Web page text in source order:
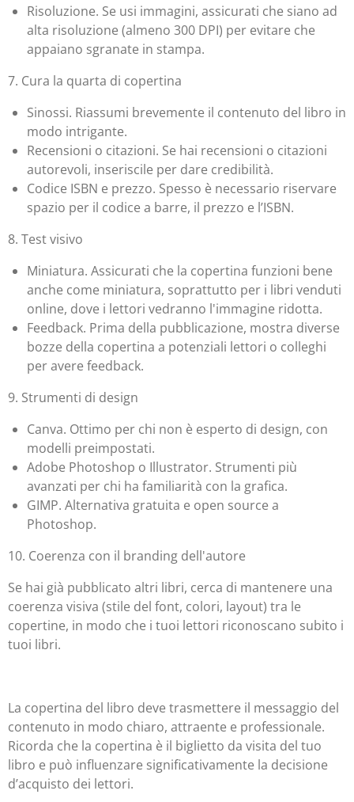
Risoluzione. Se usi immagini, assicurati che siano ad
alta risoluzione (almeno 300 DPI) per evitare che
appaiano sgranate in stampa.
7. Cura la quarta di copertina
Sinossi. Riassumi brevemente il contenuto del libro in
modo intrigante.
Recensioni o citazioni. Se hai recensioni o citazioni
autorevoli, inseriscile per dare credibilità.
Codice ISBN e prezzo. Spesso è necessario riservare
spazio per il codice a barre, il prezzo e l’ISBN.
8. Test visivo
Miniatura. Assicurati che la copertina funzioni bene
anche come miniatura, soprattutto per i libri venduti
online, dove i lettori vedranno l'immagine ridotta.
Feedback. Prima della pubblicazione, mostra diverse
bozze della copertina a potenziali lettori o colleghi
per avere feedback.
9. Strumenti di design
Canva. Ottimo per chi non è esperto di design, con
modelli preimpostati.
Adobe Photoshop o Illustrator. Strumenti più
avanzati per chi ha familiarità con la grafica.
GIMP. Alternativa gratuita e open source a
Photoshop.
10. Coerenza con il branding dell'autore
Se hai già pubblicato altri libri, cerca di mantenere una
coerenza visiva (stile del font, colori, layout) tra le
copertine, in modo che i tuoi lettori riconoscano subito i
tuoi libri.
La copertina del libro deve trasmettere il messaggio del
contenuto in modo chiaro, attraente e professionale.
Ricorda che la copertina è il biglietto da visita del tuo
libro e può influenzare significativamente la decisione
d’acquisto dei lettori.